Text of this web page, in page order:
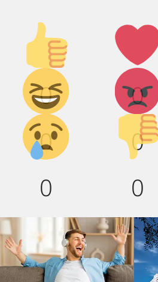
Палец
вверх!
0
Лайк!
0
Дикий
смех!
0
Агрессия!
0
Грусть :(
0
Палец
вниз!
0